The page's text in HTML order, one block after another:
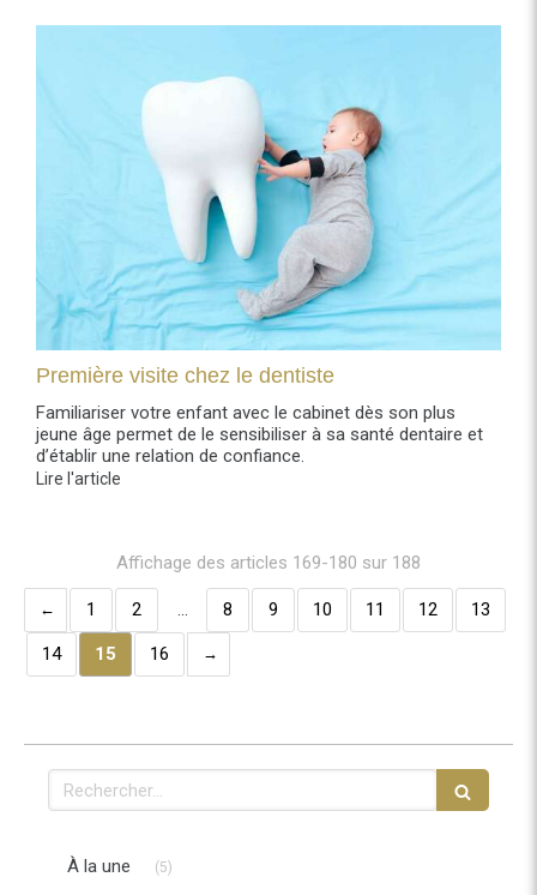
Première visite chez le dentiste
Familiariser votre enfant avec le cabinet dès son plus
jeune âge permet de le sensibiliser à sa santé dentaire et
d’établir une relation de confiance.
Lire l'article
Affichage des articles 169-180 sur 188
1 2 … 8 9 10 11 12 13
14 15 16
Rechercher
À la une (5)